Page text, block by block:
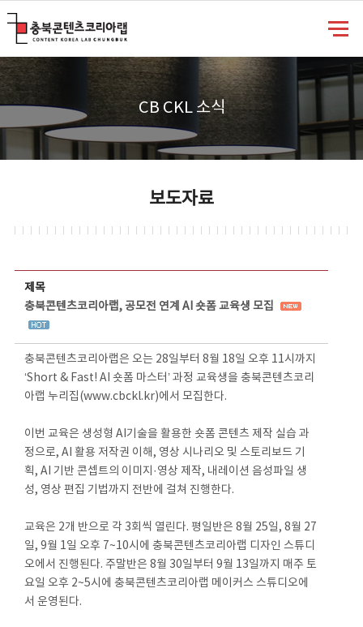
CB CKL 소식
보도자료
제목
충북콘텐츠코리아랩, 공모전 연계 AI 숏폼 교육생 모집
충북콘텐츠코리아랩은 오는 28일부터 8월 18일 오후 11시까지
‘Short & Fast! AI 숏폼 마스터’ 과정 교육생을 충북콘텐츠코리
아랩 누리집(www.cbckl.kr)에서 모집한다.
이번 교육은 생성형 AI기술을 활용한 숏폼 콘텐츠 제작 실습 과
정으로, AI 활용 저작권 이해, 영상 시나리오 및 스토리보드 기
획, AI 기반 콘셉트의 이미지·영상 제작, 내레이션 음성파일 생
성, 영상 편집 기법까지 전반에 걸쳐 진행한다.
교육은 2개 반으로 각 3회씩 열린다. 평일반은 8월 25일, 8월 27
일, 9월 1일 오후 7~10시에 충북콘텐츠코리아랩 디자인 스튜디
오에서 진행된다. 주말반은 8월 30일부터 9월 13일까지 매주 토
요일 오후 2~5시에 충북콘텐츠코리아랩 메이커스 스튜디오에
서 운영된다.